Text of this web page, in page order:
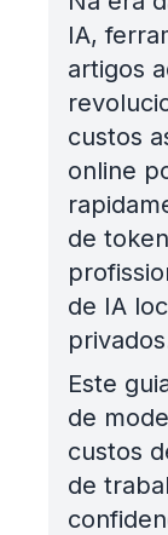
IA,
artigos
custos
online
de
de IA
Este
de
custos
de